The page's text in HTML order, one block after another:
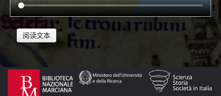
阅读文本
1402年，在朝鲜半岛建立朝鲜国（Chosŏn）这一
新王朝之后的十年，儒学大师权近（Kwŏn Kūn, 1352-
1409）在王室的资助下对一幅世界地图的绘制进行了